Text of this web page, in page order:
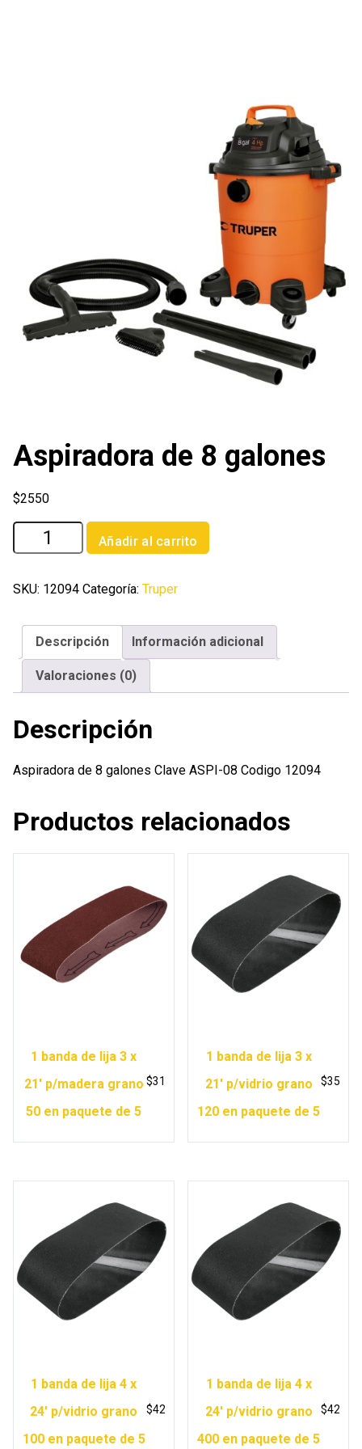
Aspiradora de 8 galones
$2550
Aspiradora
de
galones
Añadir al carrito
SKU: 12094 Categoría: Truper
Descripción Información adicional
Valoraciones (0)
Descripción
Aspiradora de 8 galones Clave ASPI-08 Codigo 12094
Productos relacionados
1 banda de lija 3 x
21′ p/madera grano
50 en paquete de 5
$31
1 banda de lija 3 x
21′ p/vidrio grano
120 en paquete de 5
$35
1 banda de lija 4 x
24′ p/vidrio grano
100 en paquete de 5
$42
1 banda de lija 4 x
24′ p/vidrio grano
400 en paquete de 5
$42